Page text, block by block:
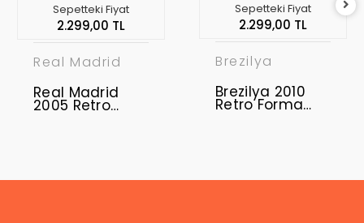
Sepetteki Fiyat
2.299,00 TL
Real Madrid
Real Madrid
2005 Retro
Sepetteki Fiyat
2.299,00 TL
Brezilya
Brezilya 2010
Retro Forma